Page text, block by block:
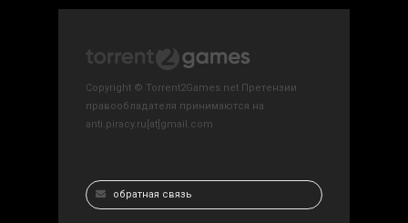
Copyright © Torrent2Games.net Претензии
правообладателя принимаются на
anti.piracy.ru[at]gmail.com
обратная связь